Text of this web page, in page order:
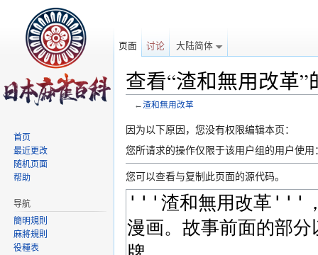
查看“渣和無用改革”
←渣和無用改革
因为以下原因，您没有权限编辑本页：
您所请求的操作仅限于该用户组的用户使用
您可以查看与复制此页面的源代码。
页面 讨论 大陆简体
首页
最近更改
随机页面
帮助
导航
簡明規則
麻將規則
役種表